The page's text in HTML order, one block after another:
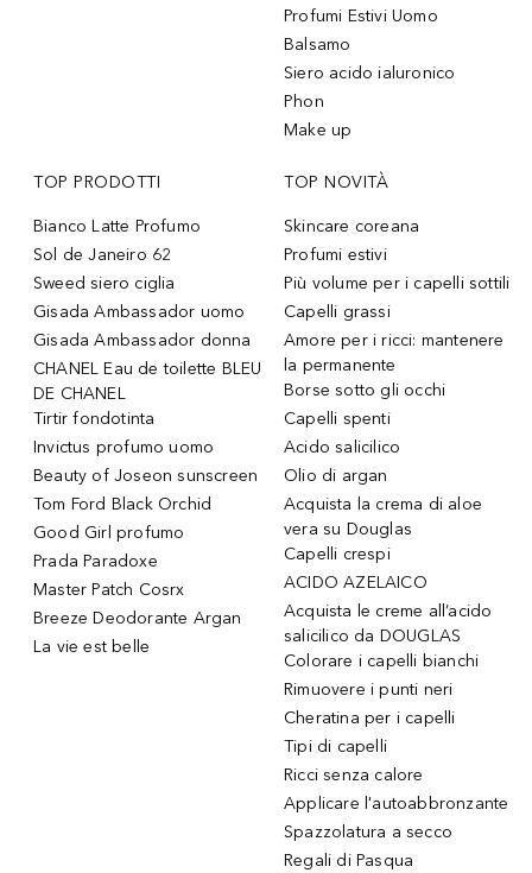
Profumi Estivi Uomo
Balsamo
Siero acido ialuronico
Phon
Make up
TOP PRODOTTI
Bianco Latte Profumo
Sol de Janeiro 62
Sweed siero ciglia
Gisada Ambassador uomo
Gisada Ambassador donna
CHANEL Eau de toilette BLEU
DE CHANEL
Tirtir fondotinta
Invictus profumo uomo
Beauty of Joseon sunscreen
Tom Ford Black Orchid
Good Girl profumo
Prada Paradoxe
Master Patch Cosrx
Breeze Deodorante Argan
La vie est belle
TOP NOVITÀ
Skincare coreana
Profumi estivi
Più volume per i capelli sottili
Capelli grassi
Amore per i ricci: mantenere
la permanente
Borse sotto gli occhi
Capelli spenti
Acido salicilico
Olio di argan
Acquista la crema di aloe
vera su Douglas
Capelli crespi
ACIDO AZELAICO
Acquista le creme all’acido
salicilico da DOUGLAS
Colorare i capelli bianchi
Rimuovere i punti neri
Cheratina per i capelli
Tipi di capelli
Ricci senza calore
Applicare l'autoabbronzante
Spazzolatura a secco
Regali di Pasqua